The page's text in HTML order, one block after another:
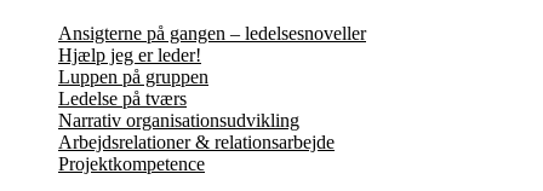
Ansigterne på gangen – ledelsesnoveller
Hjælp jeg er leder!
Luppen på gruppen
Ledelse på tværs
Narrativ organisationsudvikling
Arbejdsrelationer & relationsarbejde
Projektkompetence